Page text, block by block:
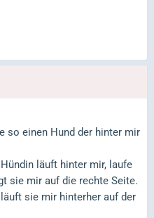
so einen Hund der hinter mir
läuft hinter mir, laufe
sie mir auf die rechte Seite.
sie mir hinterher auf der